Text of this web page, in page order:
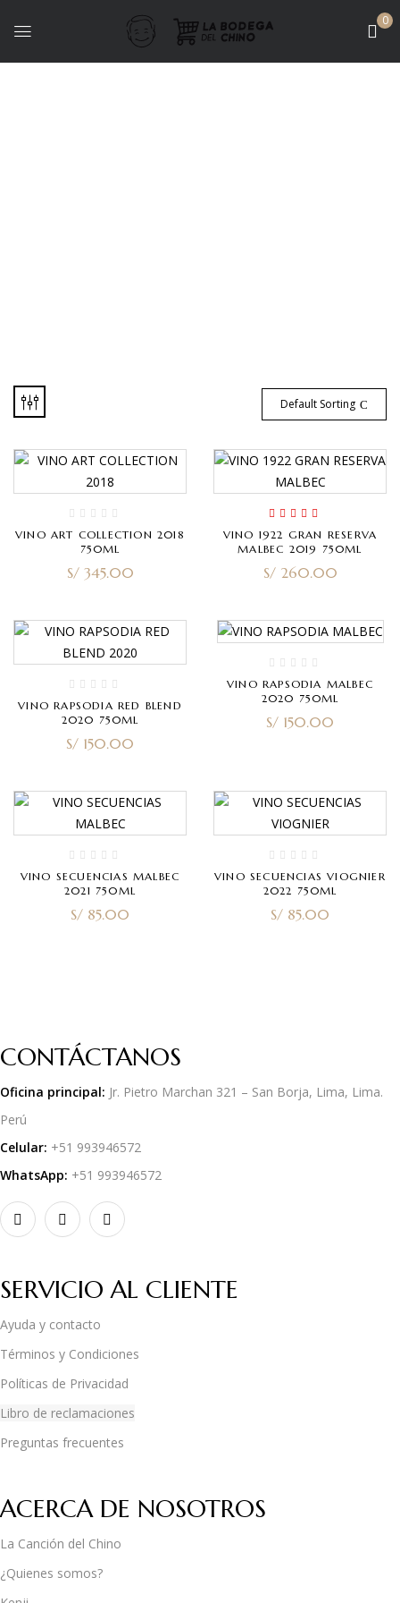
0
Default Sorting
VINO ART COLLECTION 2018
750ML
S/345.00
Rated4.00
out of 5
VINO 1922 GRAN RESERVA
MALBEC 2019 750ML
S/260.00
VINO RAPSODIA RED BLEND
2020 750ML
S/ 150.00
VINO RAPSODIA MALBEC
2020 750ML
S/ 150.00
VINO SECUENCIAS MALBEC
2021 750ML
S/ 85.00
VINO SECUENCIAS VIOGNIER
2022 750ML
S/ 85.00
CONTÁCTANOS
Oficina principal: Jr. Pietro Marchan 321 – San Borja, Lima, Lima.
Perú
Celular: +51 993946572
WhatsApp: +51 993946572
SERVICIO AL CLIENTE
Ayuda y contacto
Términos y Condiciones
Políticas de Privacidad
Libro de reclamaciones
Preguntas frecuentes
ACERCA DE NOSOTROS
La Canción del Chino
¿Quienes somos?